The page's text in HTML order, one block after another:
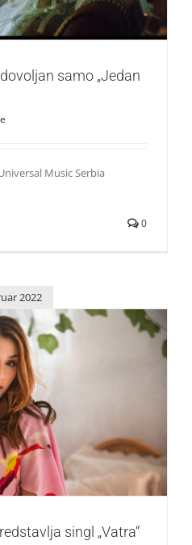
samo „Jedan
Music Serbia
0
2022
singl „Vatra“
singl „Vatra“